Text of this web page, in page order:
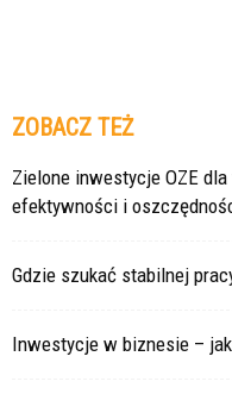
ZOBACZ TEŻ
Zielone inwestycje OZE
efektywności i
Gdzie szukać stabilnej
Inwestycje w biznesie –